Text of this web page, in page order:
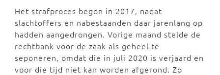
Het strafproces begon in 2017, nadat
slachtoffers en nabestaanden daar jarenlang op
hadden aangedrongen. Vorige maand stelde de
rechtbank voor de zaak als geheel te
seponeren, omdat die in juli 2020 is verjaard en
voor die tijd niet kan worden afgerond. Zo